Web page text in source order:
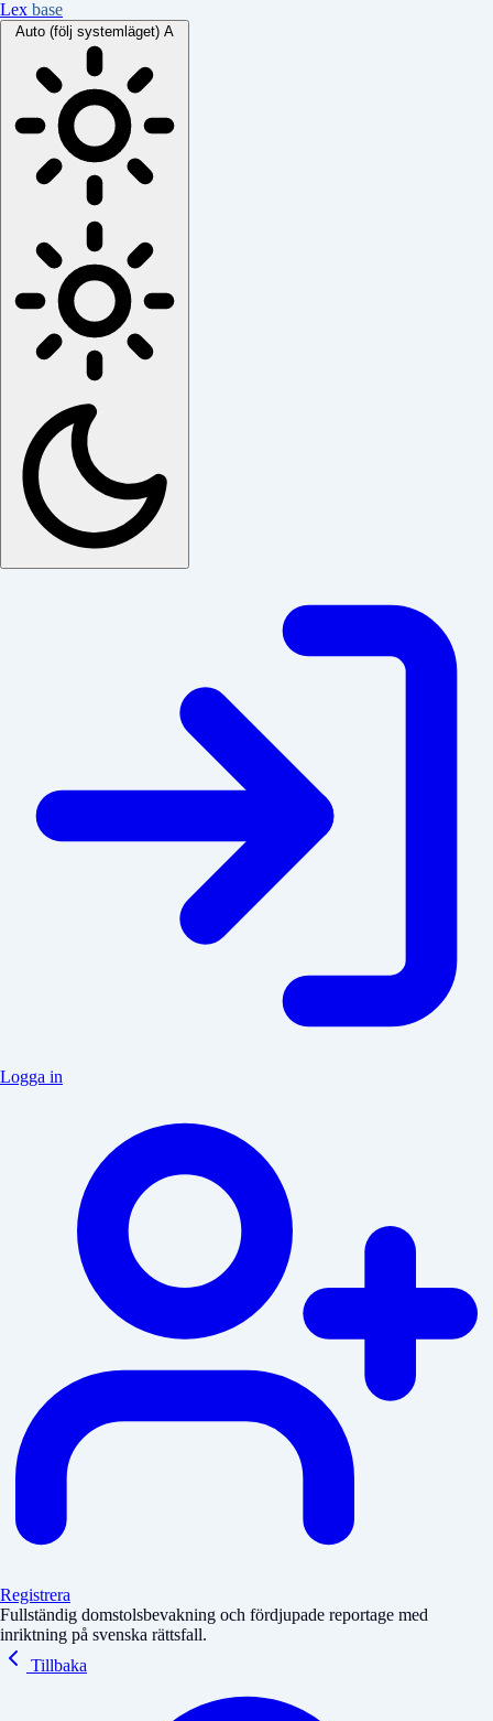
Lex base
Auto (följ systemläget) A
Logga in
Registrera
Fullständig domstolsbevakning och fördjupade reportage med
inriktning på svenska rättsfall.
Tillbaka